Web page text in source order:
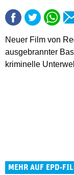
Neuer Film von
ausgebrannter
kriminelle
MEHR AUF EPD-